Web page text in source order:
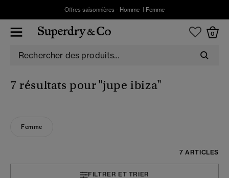
Offres saisonnières - Homme Femme
0
7 résultats pour"jupe ibiza"
Femme
7 ARTICLES
FILTRER ET TRIER